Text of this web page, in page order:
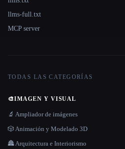
llms-full.txt
MCP server
TODAS LAS CATEGORÍAS
🎨IMAGEN Y VISUAL
🔬 Ampliador de imágenes
🎲 Animación y Modelado 3D
🏯 Arquitectura e Interiorismo